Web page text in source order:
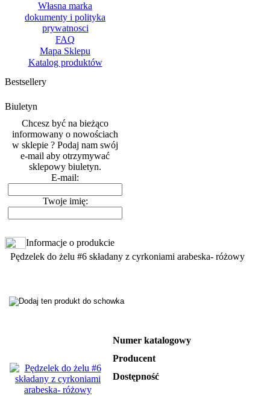
Własna marka
dokumenty i polityka
prywatnosci
FAQ
Mapa Sklepu
Katalog produktów
Bestsellery
Biuletyn
Chcesz być na bieżąco
informowany o nowościach
w sklepie ? Podaj nam swój
e-mail aby otrzymywać
sklepowy biuletyn.
E-mail:
Twoje imię:
Informacje o produkcie
Pędzelek do żelu #6 składany z cyrkoniami arabeska- różowy
Numer katalogowy
Producent
Dostępność